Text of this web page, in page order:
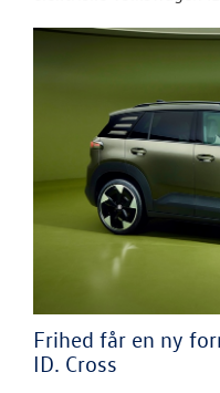
Frihed får en ny
ID. Cross